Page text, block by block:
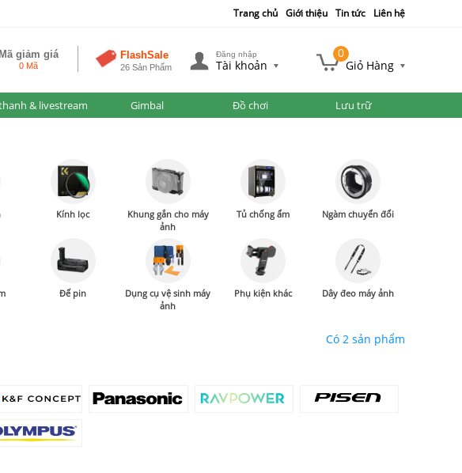
Trang chủ Giới thiệu Tin tức Liên hệ
Mã giảm giá
0 Mã
FlashSale
26 Sản Phẩm
Đăng nhập
Tài khoản
0
Giỏ Hàng
& livestream Gimbal Đồ chơi Lưu trữ
Kính lọc
Khung gắn cho máy
ảnh
Tủ chống ẩm Ngàm chuyển đổi
Đế pin
Dụng cụ vệ sinh máy
ảnh
Phụ kiện khác Dây đeo máy ảnh
Có 2 sản phẩm